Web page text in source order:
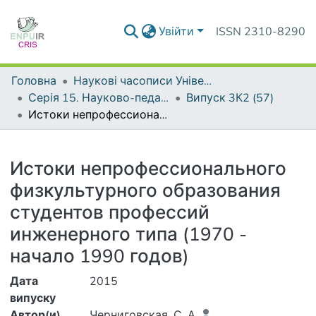
Увійти ISSN 2310-8290
Головна
Наукові часописи Університету
Серія 15. Науково-педагогічні проблеми фізичної культури (фізична культура і спорт)
Випуск 3К2 (57)
Истоки непрофессионального физкультурного образования студентов профессий инженерного типа (1970 - начало 1990 годов)
Истоки непрофессионального
физкультурного образования
студентов профессий
инженерного типа (1970 -
начало 1990 годов)
Дата
випуску
2015